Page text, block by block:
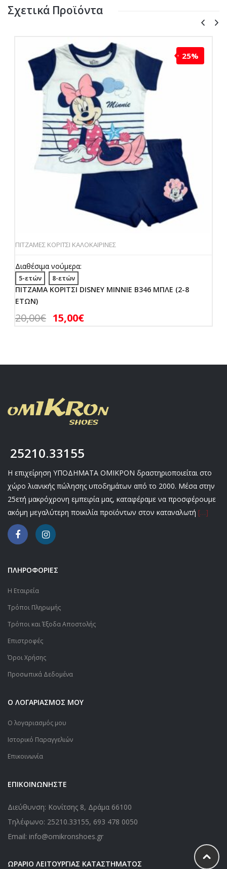
Σχετικά Προϊόντα
25%
ΠΙΤΖΑΜΕΣ ΚΟΡΙΤΣΙ ΚΑΛΟΚΑΙΡΙΝΕΣ
Διαθέσιμα νούμερα:
5-ετών 8-ετών
ΠΙΤΖΑΜΑ ΚΟΡΙΤΣΙ DISNEY MINNIE B346 ΜΠΛΕ (2-8
ΕΤΩΝ)
20,00€ 15,00€
25210.33155
Η επιχείρηση ΥΠΟΔΗΜΑΤΑ ΟΜΙΚΡΟΝ δραστηριοποιείται στο
χώρο λιανικής πώλησης υποδημάτων από το 2000. Μέσα στην
25ετή μακρόχρονη εμπειρία μας, καταφέραμε να προσφέρουμε
ακόμη μεγαλύτερη ποικιλία προϊόντων στον καταναλωτή […]
ΠΛΗΡΟΦΟΡΙΕΣ
Η Εταιρεία
Τρόποι Πληρωμής
Τρόποι και Έξοδα Αποστολής
Επιστροφές
Όροι Χρήσης
Προσωπικά Δεδομένα
Ο ΛΟΓΑΡΙΑΣΜΟΣ ΜΟΥ
Ο λογαριασμός μου
Ιστορικό Παραγγελιών
Επικοινωνία
ΕΠΙΚΟΙΝΩΝΗΣΤΕ
Διεύθυνση: Κονίτσης 8, Δράμα 66100
Τηλέφωνο: 25210.33155, 693 478 0050
Email: info@omikronshoes.gr
ΩΡΑΡΙΟ ΛΕΙΤΟΥΡΓΙΑΣ ΚΑΤΑΣΤΗΜΑΤΟΣ